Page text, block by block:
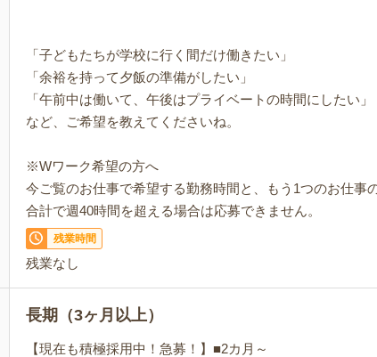
「子どもたちが学校に行く間だけ働きたい」
「余裕を持って夕飯の準備がしたい」
「午前中は働いて、午後はプライベートの時間にしたい」
など、ご希望を教えてくださいね。
※Wワーク希望の方へ
今ご覧のお仕事で希望する勤務時間と、もう1つのお仕事
合計で週40時間を超える場合は応募できません。
残業時間
残業なし
長期（3ヶ月以上）
【現在も積極採用中！急募！】■2カ月～